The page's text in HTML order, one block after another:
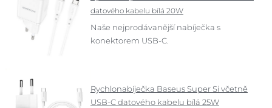
datového kabelu bílá 20W
Naše nejprodávanější nabíječka s
konektorem USB-C.
Rychlonabíječka Baseus Super Si včetně
USB-C datového kabelu bílá 25W